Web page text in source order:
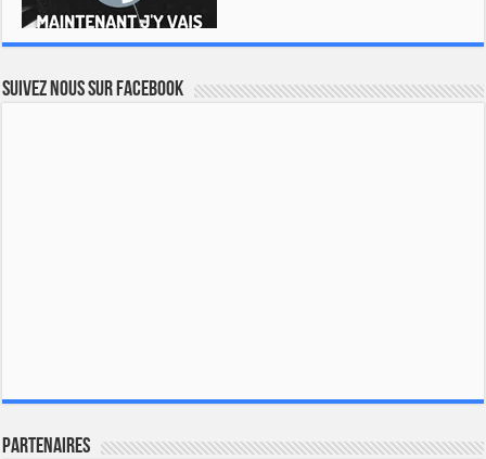
Suivez nous sur Facebook
Partenaires